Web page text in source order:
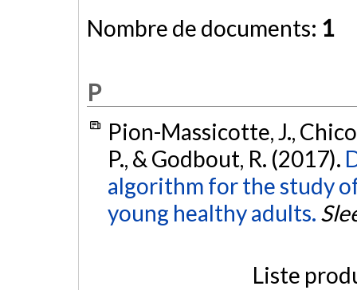
Nombre de documents: 1
P
Pion-Massicotte, J.,
P., & Godbout, R. (2017).
algorithm for the study
young healthy adults.
Liste